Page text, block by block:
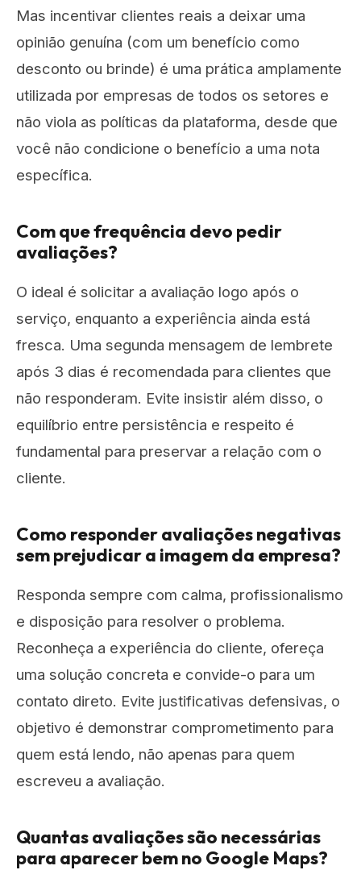
Mas incentivar clientes reais a deixar uma
opinião genuína (com um benefício como
desconto ou brinde) é uma prática amplamente
utilizada por empresas de todos os setores e
não viola as políticas da plataforma, desde que
você não condicione o benefício a uma nota
específica.
Com que frequência devo pedir
avaliações?
O ideal é solicitar a avaliação logo após o
serviço, enquanto a experiência ainda está
fresca. Uma segunda mensagem de lembrete
após 3 dias é recomendada para clientes que
não responderam. Evite insistir além disso, o
equilíbrio entre persistência e respeito é
fundamental para preservar a relação com o
cliente.
Como responder avaliações negativas
sem prejudicar a imagem da empresa?
Responda sempre com calma, profissionalismo
e disposição para resolver o problema.
Reconheça a experiência do cliente, ofereça
uma solução concreta e convide-o para um
contato direto. Evite justificativas defensivas, o
objetivo é demonstrar comprometimento para
quem está lendo, não apenas para quem
escreveu a avaliação.
Quantas avaliações são necessárias
para aparecer bem no Google Maps?